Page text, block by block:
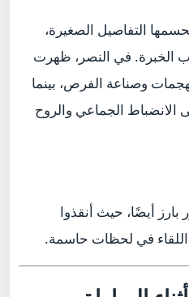
التفاصيل الصغيرة،
الخبرة. في النصر، ظهرت
وصناعة الفرص، بينما
الانضباط الجماعي والروح
أيضًا، حيث أنقذوا
في لحظات حاسمة.